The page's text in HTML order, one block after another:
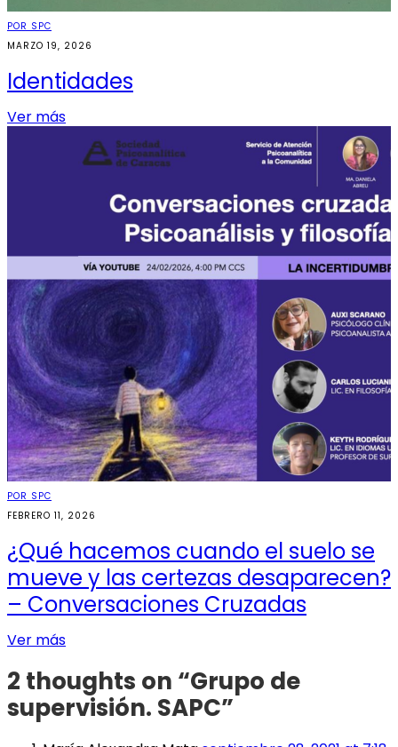
POR SPC
MARZO 19, 2026
Identidades
Ver más
POR SPC
FEBRERO 11, 2026
¿Qué hacemos cuando el suelo se
mueve y las certezas desaparecen?
– Conversaciones Cruzadas
Ver más
2 thoughts on “Grupo de
supervisión. SAPC”